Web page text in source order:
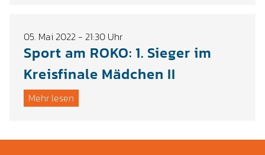
05. Mai 2022 - 21:30 Uhr
Sport am ROKO: 1. Sieger im
Kreisfinale Mädchen II
Mehr lesen